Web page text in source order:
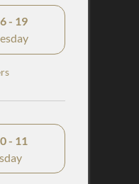
- 19
- 11